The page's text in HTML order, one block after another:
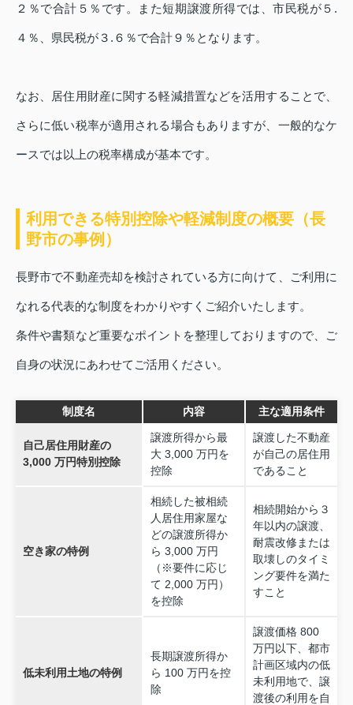
２％で合計５％です。また短期譲渡所得では、市民税が５.
４％、県民税が３.６％で合計９％となります。
なお、居住用財産に関する軽減措置などを活用することで、
さらに低い税率が適用される場合もありますが、一般的なケ
ースでは以上の税率構成が基本です。
利用できる特別控除や軽減制度の概要（長
野市の事例）
長野市で不動産売却を検討されている方に向けて、ご利用に
なれる代表的な制度をわかりやすくご紹介いたします。
条件や書類など重要なポイントを整理しておりますので、ご
自身の状況にあわせてご活用ください。
制度名 内容 主な適用条件
自己居住用財産の
3,000 万円特別控除
譲渡所得から最
大 3,000 万円を
控除
譲渡した不動産
が自己の居住用
であること
空き家の特例
相続した被相続
人居住用家屋な
どの譲渡所得か
ら 3,000 万円
（※要件に応じ
て 2,000 万円）
を控除
相続開始から３
年以内の譲渡、
耐震改修または
取壊しのタイミ
ング要件を満た
すこと
低未利用土地の特例
長期譲渡所得か
ら 100 万円を控
除
譲渡価格 800
万円以下、都市
計画区域内の低
未利用地で、譲
渡後の利用を自